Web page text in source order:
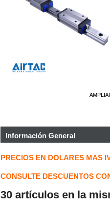
Información General
PRECIOS EN DOLARES MAS
CONSULTE DESCUENTOS
30 artículos en la